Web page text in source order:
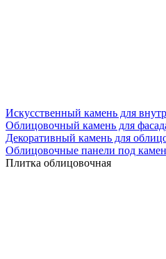
Искусственный камень для
Облицовочный камень для
Декоративный камень для
Облицовочные панели под
Плитка облицовочная